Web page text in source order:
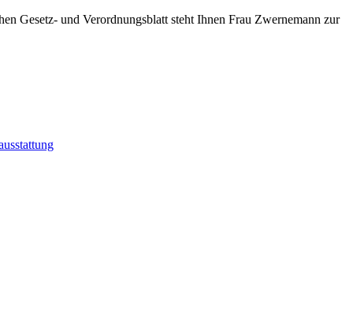
Gesetz- und Verordnungsblatt steht Ihnen Frau Zwernemann